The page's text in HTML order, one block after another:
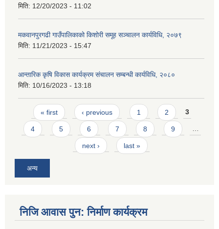
मिति: 12/20/2023 - 11:02
मकवानपुरगढी गाउँपालिकाको किशोरी समूह सञ्‍चालन कार्यविधि, २०७९
मिति: 11/21/2023 - 15:47
आन्तारिक कृषि विकास कार्यक्रम संचालन सम्बन्धी कार्यविधि, २०८०
मिति: 10/16/2023 - 13:18
Pages
« first ‹ previous 1 2 3
4 5 6 7 8 9 …
next › last »
अन्य
निजि आवास पुन: निर्माण कार्यक्रम